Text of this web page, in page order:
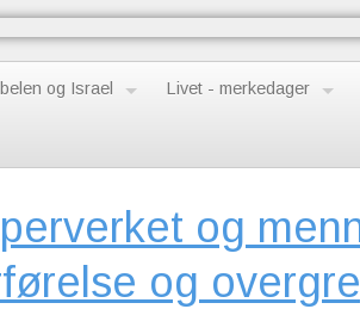
og Israel Livet - merkedager
og
og